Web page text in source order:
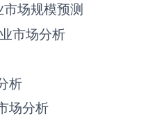
市场规模预测
市场分析
析
场分析